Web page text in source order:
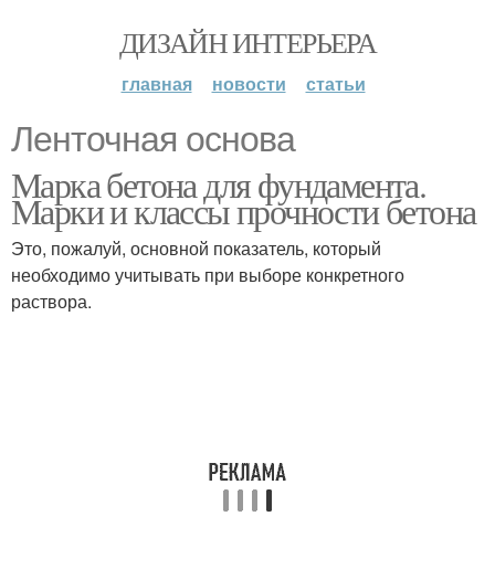
ДИЗАЙН ИНТЕРЬЕРА
главная новости статьи
Ленточная основа
Марка бетона для фундамента.
Марки и классы прочности бетона
Это, пожалуй, основной показатель, который
необходимо учитывать при выборе конкретного
раствора.